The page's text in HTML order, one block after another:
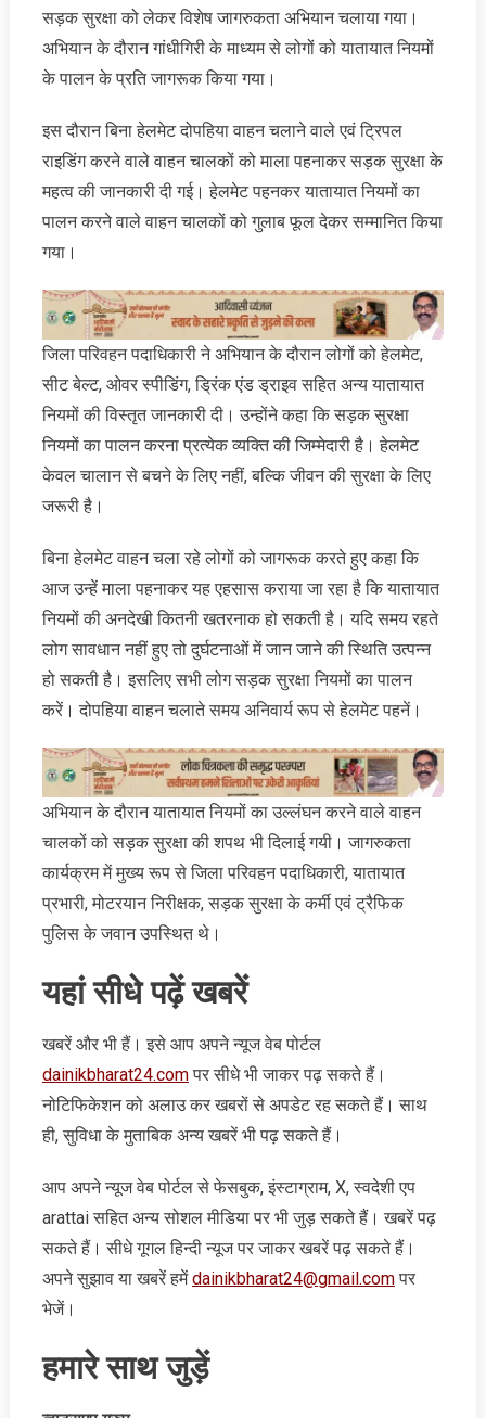
सड़क सुरक्षा को लेकर विशेष जागरुकता अभियान चलाया गया।
अभियान के दौरान गांधीगिरी के माध्यम से लोगों को यातायात नियमों
के पालन के प्रति जागरूक किया गया।
इस दौरान बिना हेलमेट दोपहिया वाहन चलाने वाले एवं ट्रिपल
राइडिंग करने वाले वाहन चालकों को माला पहनाकर सड़क सुरक्षा के
महत्व की जानकारी दी गई। हेलमेट पहनकर यातायात नियमों का
पालन करने वाले वाहन चालकों को गुलाब फूल देकर सम्मानित किया
गया।
जिला परिवहन पदाधिकारी ने अभियान के दौरान लोगों को हेलमेट,
सीट बेल्ट, ओवर स्पीडिंग, ड्रिंक एंड ड्राइव सहित अन्य यातायात
नियमों की विस्तृत जानकारी दी। उन्होंने कहा कि सड़क सुरक्षा
नियमों का पालन करना प्रत्येक व्यक्ति की जिम्मेदारी है। हेलमेट
केवल चालान से बचने के लिए नहीं, बल्कि जीवन की सुरक्षा के लिए
जरूरी है।
बिना हेलमेट वाहन चला रहे लोगों को जागरूक करते हुए कहा कि
आज उन्हें माला पहनाकर यह एहसास कराया जा रहा है कि यातायात
नियमों की अनदेखी कितनी खतरनाक हो सकती है। यदि समय रहते
लोग सावधान नहीं हुए तो दुर्घटनाओं में जान जाने की स्थिति उत्पन्न
हो सकती है। इसलिए सभी लोग सड़क सुरक्षा नियमों का पालन
करें। दोपहिया वाहन चलाते समय अनिवार्य रूप से हेलमेट पहनें।
अभियान के दौरान यातायात नियमों का उल्लंघन करने वाले वाहन
चालकों को सड़क सुरक्षा की शपथ भी दिलाई गयी। जागरुकता
कार्यक्रम में मुख्य रूप से जिला परिवहन पदाधिकारी, यातायात
प्रभारी, मोटरयान निरीक्षक, सड़क सुरक्षा के कर्मी एवं ट्रैफिक
पुलिस के जवान उपस्थित थे।
यहां सीधे पढ़ें खबरें
खबरें और भी हैं। इसे आप अपने न्‍यूज वेब पोर्टल
dainikbharat24.comपर सीधे भी जाकर पढ़ सकते हैं।
नोटिफिकेशन को अलाउ कर खबरों से अपडेट रह सकते हैं। साथ
ही, सुविधा के मुताबिक अन्‍य खबरें भी पढ़ सकते हैं।
आप अपने न्‍यूज वेब पोर्टल से फेसबुक, इंस्‍टाग्राम, X, स्‍वदेशी एप
arattai सहित अन्‍य सोशल मीडिया पर भी जुड़ सकते हैं। खबरें पढ़
सकते हैं। सीधे गूगल हिन्‍दी न्‍यूज पर जाकर खबरें पढ़ सकते हैं।
अपने सुझाव या खबरें हमेंdainikbharat24@gmail.comपर
भेजें।
हमारे साथ जुड़ें